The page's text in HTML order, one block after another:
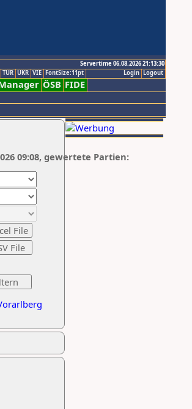
Servertime 06.08.2026 21:13:30
Logout
Login
TUR UKR VIE FontSize:11pt
ÖSB FIDE
09:08, gewertete Partien: